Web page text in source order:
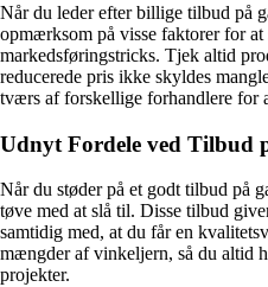
Når du leder efter billige tilbud på
opmærksom på visse faktorer for
markedsføringstricks. Tjek altid
reducerede pris ikke skyldes
tværs af forskellige forhandlere for
Udnyt Fordele ved Tilbud
Når du støder på et godt tilbud på
tøve med at slå til. Disse tilbud
samtidig med, at du får en
mængder af vinkeljern, så du altid
projekter.